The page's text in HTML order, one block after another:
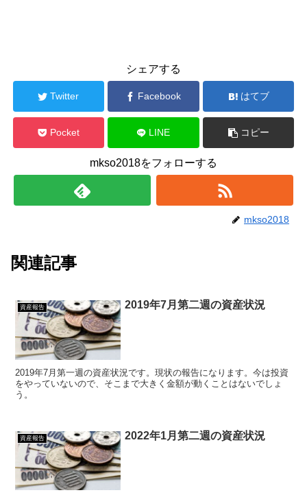
シェアする
Twitter Facebook はてブ
Pocket LINE コピー
mkso2018をフォローする
mkso2018
関連記事
資産報告 2019年7月第二週の資産状況
2019年7月第一週の資産状況です。現状の報告になります。今は投資
をやっていないので、そこまで大きく金額が動くことはないでしょ
う。
資産報告 2022年1月第二週の資産状況